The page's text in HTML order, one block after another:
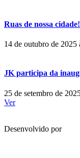
Ruas de nossa
14 de outubro de 2025
JK participa da
25 de setembro de
Ver
Desenvolvido por